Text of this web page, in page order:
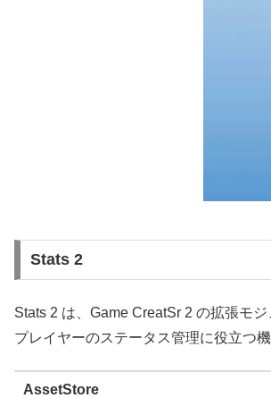
Stats 2
Stats 2 は、Game CreatSr 2 の拡張モジ
プレイヤーのステータス管理に役立つ
AssetStore